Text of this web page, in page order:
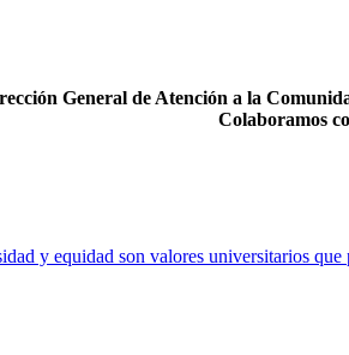
General de Atención a la
Colaboramos
y equidad son valores universitarios que